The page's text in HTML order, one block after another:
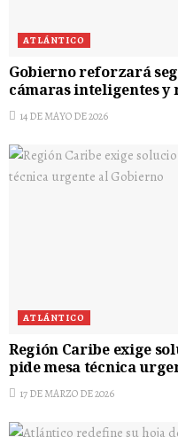
ATLÁNTICO
Gobierno reforzará
cámaras inteligentes y
14 DE MAYO DE 2026
ATLÁNTICO
Región Caribe exige
pide mesa técnica
17 DE MARZO DE 2026